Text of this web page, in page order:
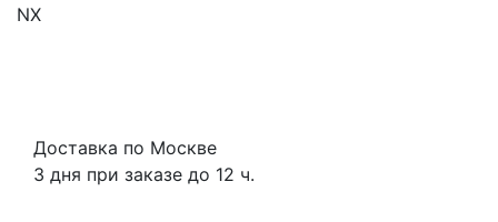
NX
Доставка по Москве
3 дня при заказе до 12 ч.